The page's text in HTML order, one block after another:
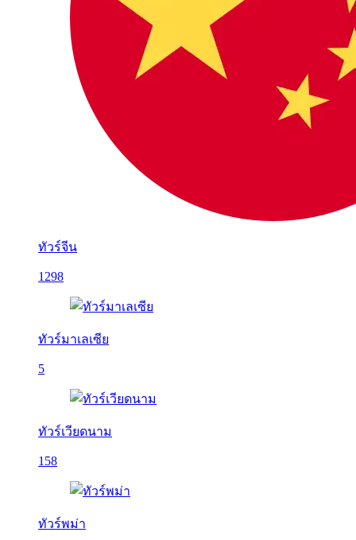
ทัวร์จีน
1298
ทัวร์มาเลเซีย
5
ทัวร์เวียดนาม
158
ทัวร์พม่า